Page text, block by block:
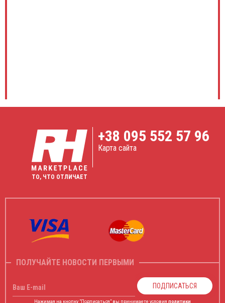
ТО, ЧТО ОТЛИЧАЕТ
+38 095 552 57 96
Карта сайта
ПОЛУЧАЙТЕ НОВОСТИ ПЕРВЫМИ
Ваш E-mail ПОДПИСАТЬСЯ
Нажимая на кнопку "Подписаться" вы принимаете условия политики